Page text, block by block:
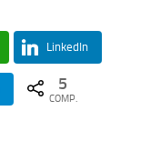
LinkedIn
5
COMP.